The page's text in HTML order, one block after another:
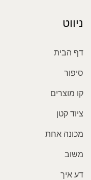
ניווט
דף הבית
סיפור
קו מוצרים
ציוד קטן
מכונה אחת
משוב
דע איך